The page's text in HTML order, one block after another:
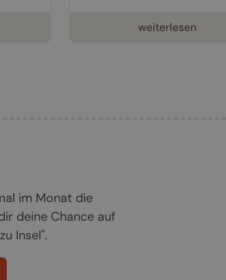
weiterlesen
im Monat die
deine Chance auf
Insel".